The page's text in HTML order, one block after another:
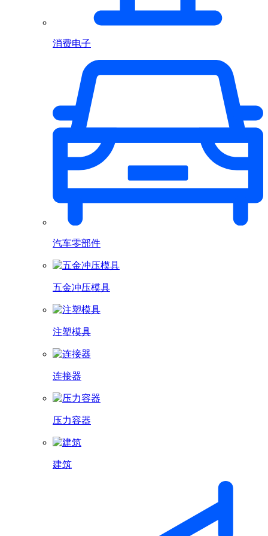
消费电子
汽车零部件
五金冲压模具
注塑模具
连接器
压力容器
建筑